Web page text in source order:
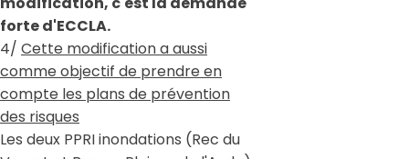
forte d'ECCLA.
4/ Cette modification a aussi
comme objectif de prendre en
compte les plans de prévention
des risques
Les deux PPRI inondations (Rec du